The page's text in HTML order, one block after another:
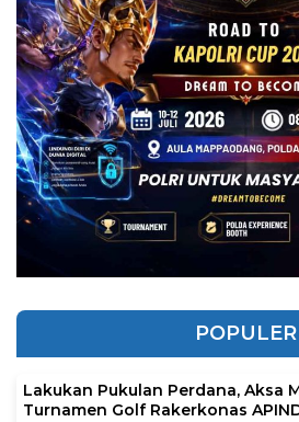
POPULER
Lakukan Pukulan Perdana, Aksa
Turnamen Golf Rakerkonas